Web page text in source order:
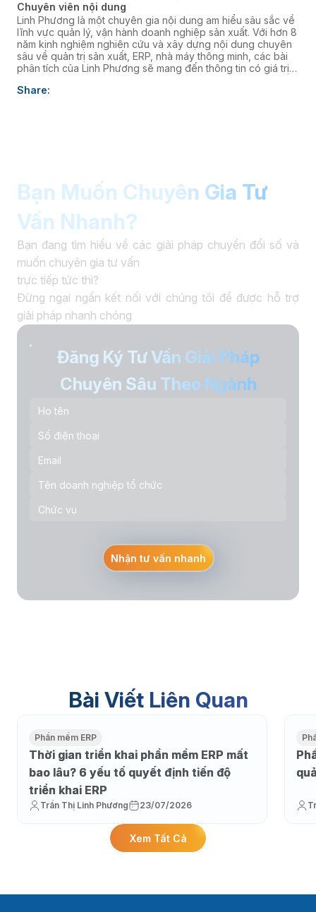
Chuyên viên nội dung
Linh Phương là một chuyên gia nội dung am hiểu sâu sắc về
lĩnh vực quản lý, vận hành doanh nghiệp sản xuất. Với hơn 8
năm kinh nghiệm nghiên cứu và xây dựng nội dung chuyên
sâu về quản trị sản xuất, ERP, nhà máy thông minh, các bài
phân tích của Linh Phương sẽ mang đến thông tin có giá trị
thúc đẩy chuyển đổi số. âaaa
Share:
Bạn Muốn Chuyên Gia Tư
Vấn Nhanh?
Bạn đang tìm hiểu về các giải pháp chuyển đổi số và
muốn chuyên gia tư vấn
trực tiếp tức thì?
Đừng ngại ngần kết nối với chúng tôi để được hỗ trợ
giải pháp nhanh chóng
Đăng Ký Tư Vấn Giải Pháp
Chuyên Sâu Theo Ngành
Nhận tư vấn nhanh
Bài Viết Liên Quan
Phần mềm ERP
Thời gian triển khai phần mềm ERP mất
bao lâu? 6 yếu tố quyết định tiến độ
triển khai ERP
Trần Thị Linh Phương 23/07/2026
Xem Tất Cả